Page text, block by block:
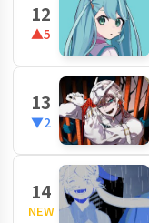
12
▲5
13
▼2
14
NEW